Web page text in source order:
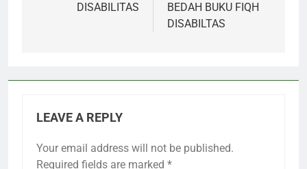
DISABILITAS
BEDAH BUKU FIQH
DISABILTAS
LEAVE A REPLY
Your email address will not be published.
Required fields are marked *